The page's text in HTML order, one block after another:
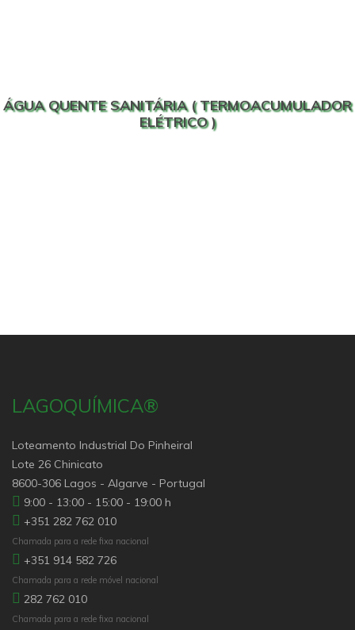
ÁGUA QUENTE SANITÁRIA ( TERMOACUMULADOR
ELÉTRICO )
LAGOQUÍMICA®
Loteamento Industrial Do Pinheiral
Lote 26 Chinicato
8600-306 Lagos - Algarve - Portugal
9:00 - 13:00 - 15:00 - 19:00 h
+351 282 762 010
Chamada para a rede fixa nacional
+351 914 582 726
Chamada para a rede móvel nacional
282 762 010
Chamada para a rede fixa nacional